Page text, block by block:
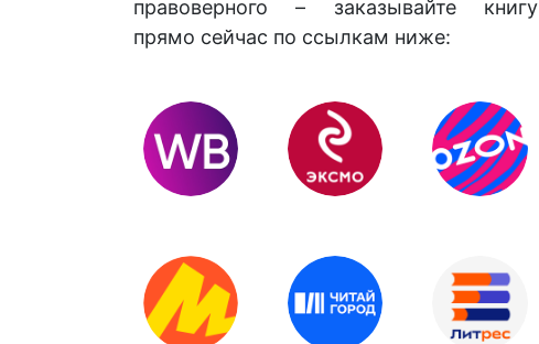
правоверного – заказывайте книгу
прямо сейчас по ссылкам ниже: